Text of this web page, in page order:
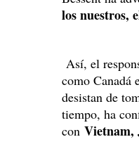
los nuestros,
Así, el
como Canadá
desistan de
tiempo, ha
con Vietnam,